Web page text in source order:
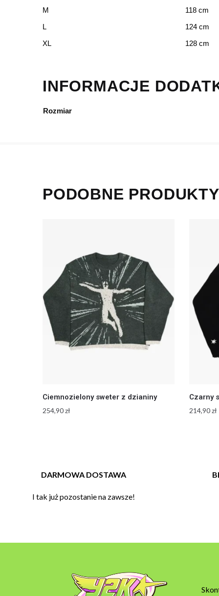
M
118 cm
L
124 cm
XL
128 cm
INFORMACJE
Rozmiar
PODOBNE PRODUKTY
Ciemnozielony sweter z dzianiny
254,90zł
Czarny
214,90zł
DARMOWA DOSTAWA
I tak już pozostanie na zawsze!